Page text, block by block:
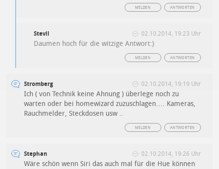
ANTWORTEN
MELDEN
Stevil 02.10.2014, 19:23 Uhr
Daumen hoch für die witzige Antwort:)
ANTWORTEN
MELDEN
Stromberg 02.10.2014, 19:19 Uhr
Ich ( von Technik keine Ahnung ) überlege noch zu
warten oder bei homewizard zuzuschlagen…. Kameras,
Rauchmelder, Steckdosen usw ..
ANTWORTEN
MELDEN
Stephan 02.10.2014, 19:26 Uhr
Wäre schön wenn Siri das auch mal für die Hue können